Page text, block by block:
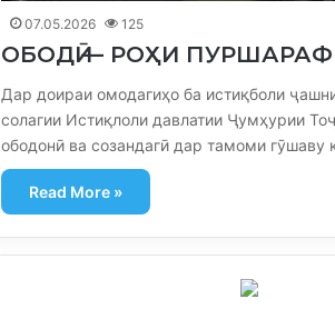
07.05.2026 125
ОБОДӢ — РОҲИ
Дар доираи омодагиҳо ба истиқболи
солагии Истиқлоли давлатии Ҷумҳурии
ободонӣ ва созандагӣ дар тамоми гӯшаву
Read More »